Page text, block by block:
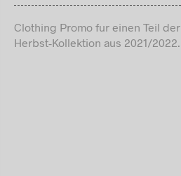
Clothing Promo fur einen Teil der
Herbst-Kollektion aus 2021/2022.